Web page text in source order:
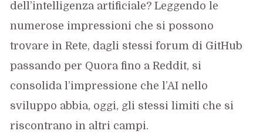
dell’intelligenza artificiale? Leggendo le
numerose impressioni che si possono
trovare in Rete, dagli stessi forum di GitHub
passando per Quora fino a Reddit, si
consolida l’impressione che l’AI nello
sviluppo abbia, oggi, gli stessi limiti che si
riscontrano in altri campi.